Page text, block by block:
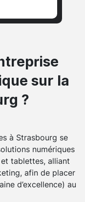
sur la
?
à Strasbourg se
numériques
tablettes, alliant
afin de placer
d’excellence) au